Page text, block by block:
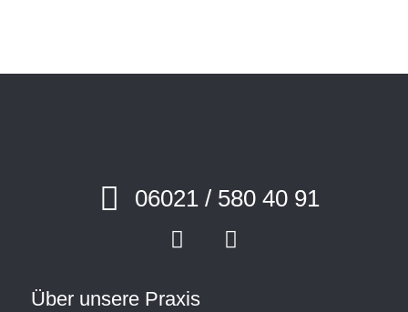
06021 / 580 40 91
Über unsere Praxis